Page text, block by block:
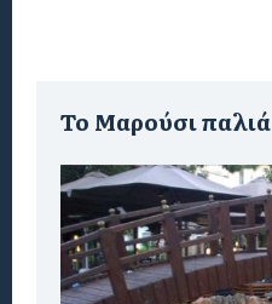
To Μαρούσι παλιά